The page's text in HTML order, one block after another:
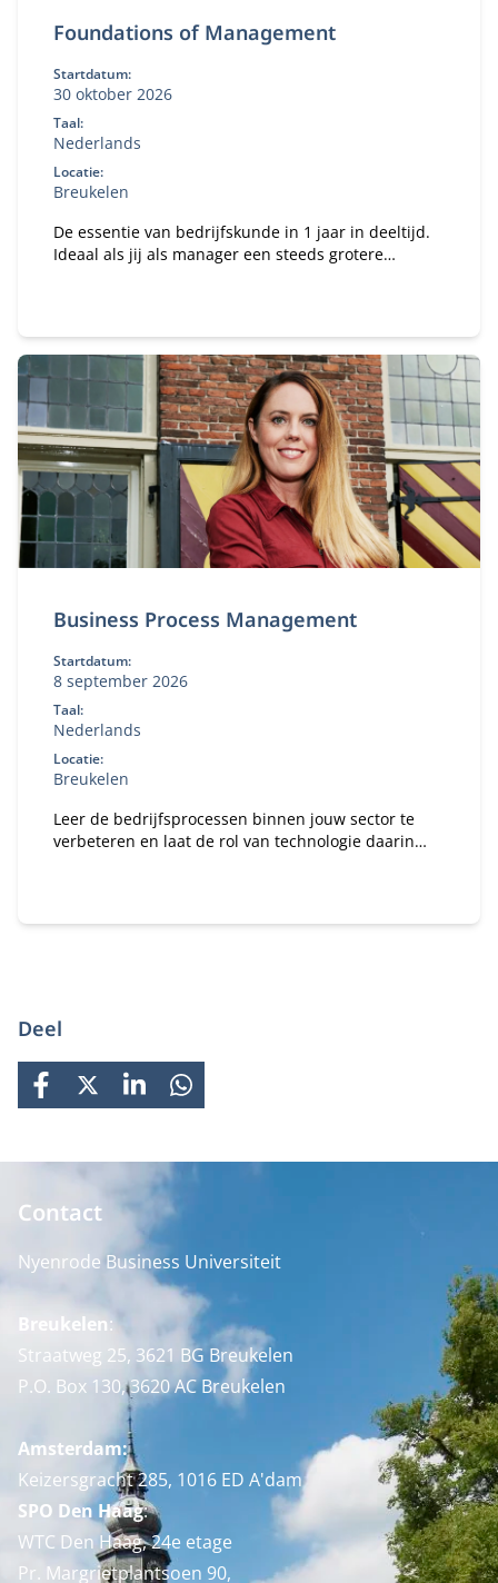
Foundations of Management
Startdatum:
30 oktober 2026
Taal:
Nederlands
Locatie:
Breukelen
De essentie van bedrijfskunde in 1 jaar in deeltijd.
Ideaal als jij als manager een steeds grotere
Business Process Management
Startdatum:
8 september 2026
Taal:
Nederlands
Locatie:
Breukelen
Leer de bedrijfsprocessen binnen jouw sector te
verbeteren en laat de rol van technologie daarin
Deel
FACEBOOK
X LINKEDINWHATSAPP
Contact
Nyenrode Business Universiteit
Breukelen:
Straatweg 25, 3621 BG Breukelen
P.O. Box 130, 3620 AC Breukelen
Amsterdam:
Keizersgracht 285, 1016 ED A'dam
SPO Den Haag:
WTC Den Haag, 24e etage
Pr. Margrietplantsoen 90,